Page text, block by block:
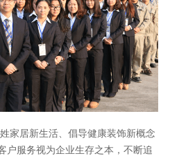
家居新生活、倡导健康装饰新概念
户服务视为企业生存之本，不断追